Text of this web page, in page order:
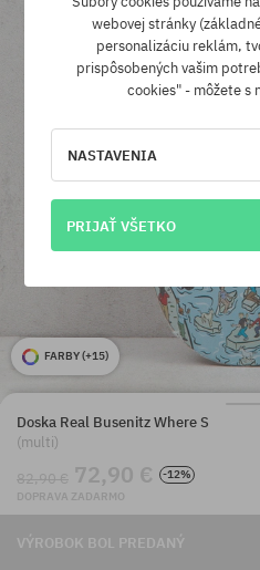
FARBY (+15)
Doska Real Busenitz Where S
(multi)
82,90 € 72,90 €
-12%
DOPRAVA ZADARMO
VÝROBOK BOL PREDANÝ
webovej stránky
personalizáciu reklám,
prispôsobených vašim
cookies" - môžete s
NASTAVENIA
PRIJAŤ VŠETKO